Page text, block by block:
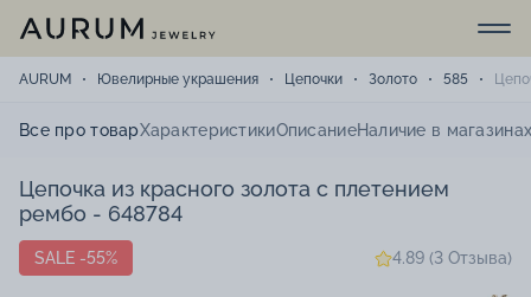
AURUM Ювелирные украшения Цепочки Золото 585
Все про товарХарактеристикиОписаниеНаличие в
Цепочка из красного золота с плетением
рембо - 648784
SALE -55% 4.89 (3 Отзыва)